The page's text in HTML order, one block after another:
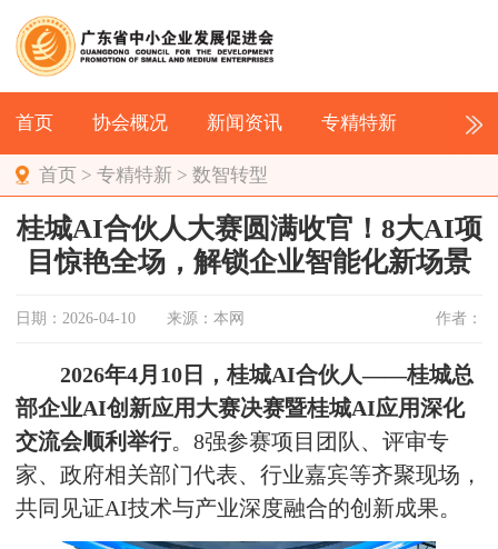
首页 协会概况 新闻资讯 专精特新
首页 > 专精特新 > 数智转型
桂城AI合伙人大赛圆满收官！8大AI项
目惊艳全场，解锁企业智能化新场景
日期：2026-04-10 来源：本网 作者：
2026年4月10日，桂城AI合伙人——桂城总
部企业AI创新应用大赛决赛暨桂城AI应用深化
交流会顺利举行。8强参赛项目团队、评审专
家、政府相关部门代表、行业嘉宾等齐聚现场，
共同见证AI技术与产业深度融合的创新成果。